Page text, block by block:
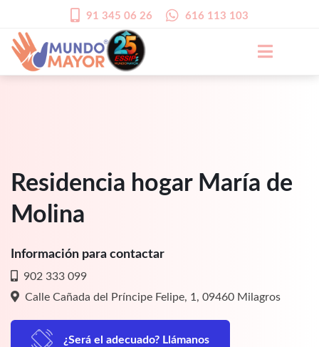
91 345 06 26 616 113 103
Residencia hogar María de
Molina
Información para contactar
902 333 099
Calle Cañada del Príncipe Felipe, 1, 09460 Milagros
¿Será el adecuado? Llámanos